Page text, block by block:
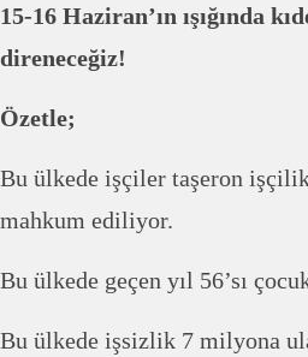
15-16 Haziran’ın ışığında
direneceğiz!
Özetle;
Bu ülkede işçiler taşeron
mahkum ediliyor.
Bu ülkede geçen yıl 56’sı
Bu ülkede işsizlik 7 milyona